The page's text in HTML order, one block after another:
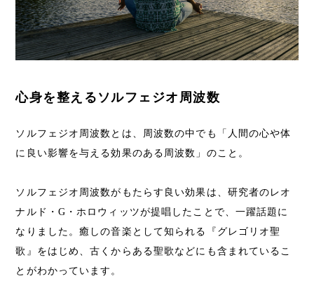
心身を整えるソルフェジオ周波数
ソルフェジオ周波数とは、周波数の中でも「人間の心や体
に良い影響を与える効果のある周波数」のこと。
ソルフェジオ周波数がもたらす良い効果は、研究者のレオ
ナルド・G・ホロウィッツが提唱したことで、一躍話題に
なりました。癒しの音楽として知られる『グレゴリオ聖
歌』をはじめ、古くからある聖歌などにも含まれているこ
とがわかっています。